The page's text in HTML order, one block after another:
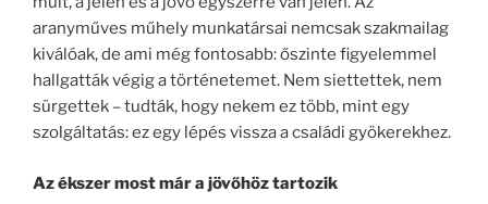
aranyműves műhely munkatársai nemcsak szakmailag
kiválóak, de ami még fontosabb: őszinte figyelemmel
hallgatták végig a történetemet. Nem siettettek, nem
sürgettek – tudták, hogy nekem ez több, mint egy
szolgáltatás: ez egy lépés vissza a családi gyökerekhez.
Az ékszer most már a jövőhöz tartozik